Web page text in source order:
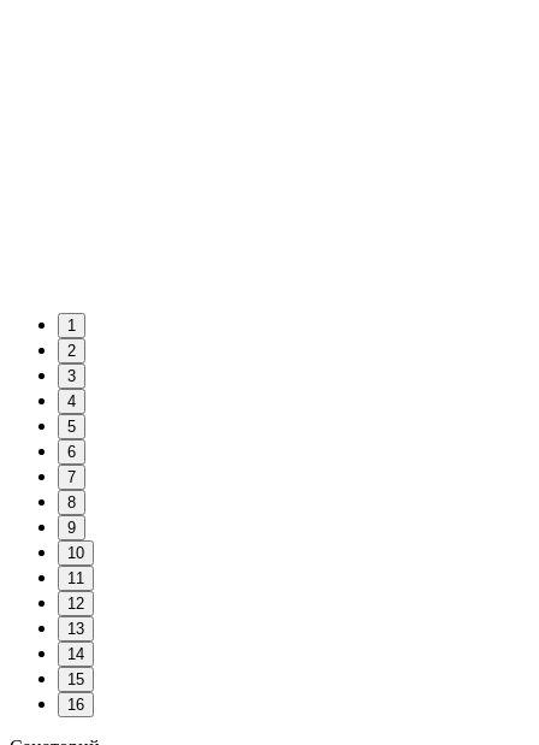
1
2
3
4
5
6
7
8
9
10
11
12
13
14
15
16